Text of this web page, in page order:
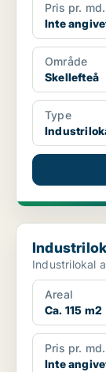
Pris pr. md.
Inte
Område
Skellefteå
Type
Industrilokal i
Industrilokal
Areal
Ca. 115 m2
Pris pr. md.
Inte